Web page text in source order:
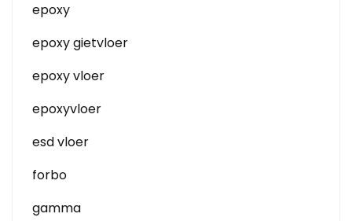
epoxy
epoxy gietvloer
epoxy vloer
epoxyvloer
esd vloer
forbo
gamma